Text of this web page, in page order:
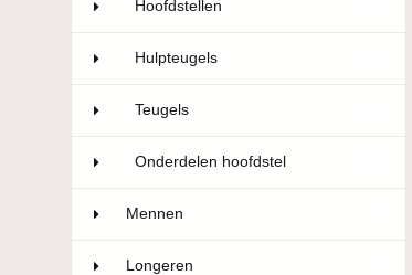
Hoofdstellen
Hulpteugels
Teugels
Onderdelen hoofdstel
Mennen
Longeren